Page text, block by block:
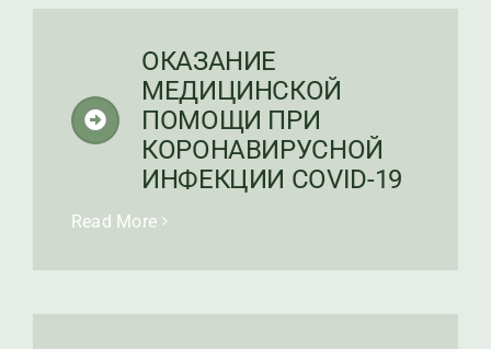
ОКАЗАНИЕ
МЕДИЦИНСКОЙ
ПОМОЩИ ПРИ
КОРОНАВИРУСНОЙ
ИНФЕКЦИИ COVID-19
Read More